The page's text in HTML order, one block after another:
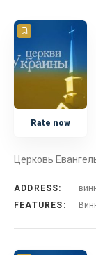
Rate now
Церковь
ADDRESS:
FEATURES: